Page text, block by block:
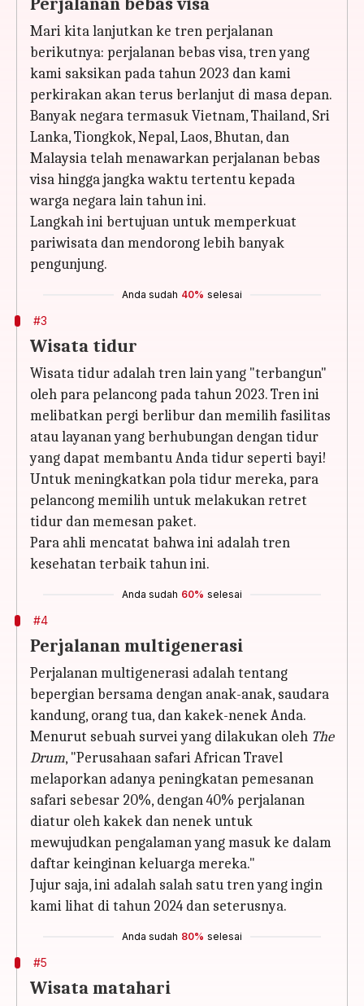
Mari kita lanjutkan ke tren perjalanan
berikutnya: perjalanan bebas visa, tren yang
kami saksikan pada tahun 2023 dan kami
perkirakan akan terus berlanjut di masa depan.
Banyak negara termasuk Vietnam, Thailand, Sri
Lanka, Tiongkok, Nepal, Laos, Bhutan, dan
Malaysia telah menawarkan perjalanan bebas
visa hingga jangka waktu tertentu kepada
warga negara lain tahun ini.
Langkah ini bertujuan untuk memperkuat
pariwisata dan mendorong lebih banyak
pengunjung.
Anda sudah 40% selesai
#3
Wisata tidur
Wisata tidur adalah tren lain yang "terbangun"
oleh para pelancong pada tahun 2023. Tren ini
melibatkan pergi berlibur dan memilih fasilitas
atau layanan yang berhubungan dengan tidur
yang dapat membantu Anda tidur seperti bayi!
Untuk meningkatkan pola tidur mereka, para
pelancong memilih untuk melakukan retret
tidur dan memesan paket.
Para ahli mencatat bahwa ini adalah tren
kesehatan terbaik tahun ini.
Anda sudah 60% selesai
#4
Perjalanan multigenerasi
Perjalanan multigenerasi adalah tentang
bepergian bersama dengan anak-anak, saudara
kandung, orang tua, dan kakek-nenek Anda.
Menurut sebuah survei yang dilakukan oleh The
Drum, "Perusahaan safari African Travel
melaporkan adanya peningkatan pemesanan
safari sebesar 20%, dengan 40% perjalanan
diatur oleh kakek dan nenek untuk
mewujudkan pengalaman yang masuk ke dalam
daftar keinginan keluarga mereka."
Jujur saja, ini adalah salah satu tren yang ingin
kami lihat di tahun 2024 dan seterusnya.
Anda sudah 80% selesai
#5
Wisata matahari